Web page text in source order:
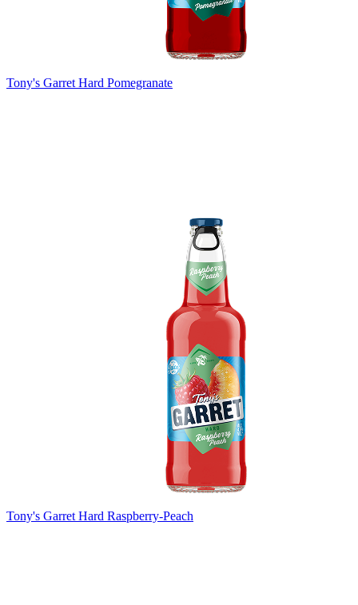
Tony's Garret Hard Pomegranate
Tony's Garret Hard Raspberry-Peach